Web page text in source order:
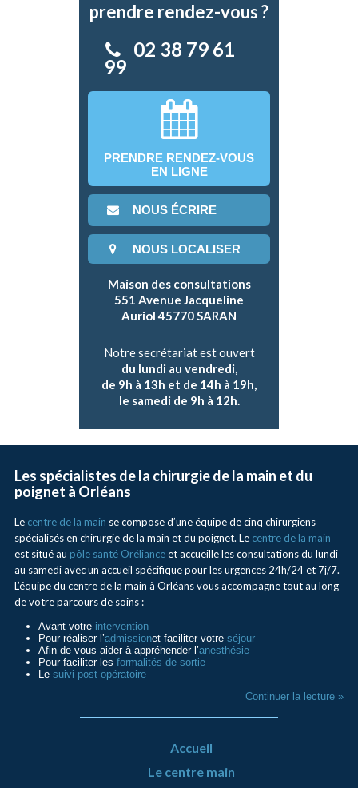
prendre rendez-vous ?
02 38 79 61
99
PRENDRE RENDEZ-VOUS
EN LIGNE
NOUS ÉCRIRE
NOUS LOCALISER
Maison des consultations
551 Avenue Jacqueline
Auriol 45770 SARAN
Notre secrétariat est ouvert
du lundi au vendredi,
de 9h à 13h et de 14h à 19h,
le samedi de 9h à 12h.
Les spécialistes de la chirurgie de la main et du
poignet à Orléans
Le centre de la main se compose d’une équipe de cinq chirurgiens
spécialisés en chirurgie de la main et du poignet. Le centre de la main
est situé au pôle santé Orélianceet accueille les consultations du lundi
au samedi avec un accueil spécifique pour les urgences 24h/24 et 7j/7.
L’équipe du centre de la main à Orléans vous accompagne tout au long
de votre parcours de soins :
Avant votre intervention
Pour réaliser l’admissionet faciliter votre séjour
Afin de vous aider à appréhender l’anesthésie
Pour faciliter les formalités de sortie
Le suivi post opératoire
Continuer la lecture »
Accueil
Le centre main